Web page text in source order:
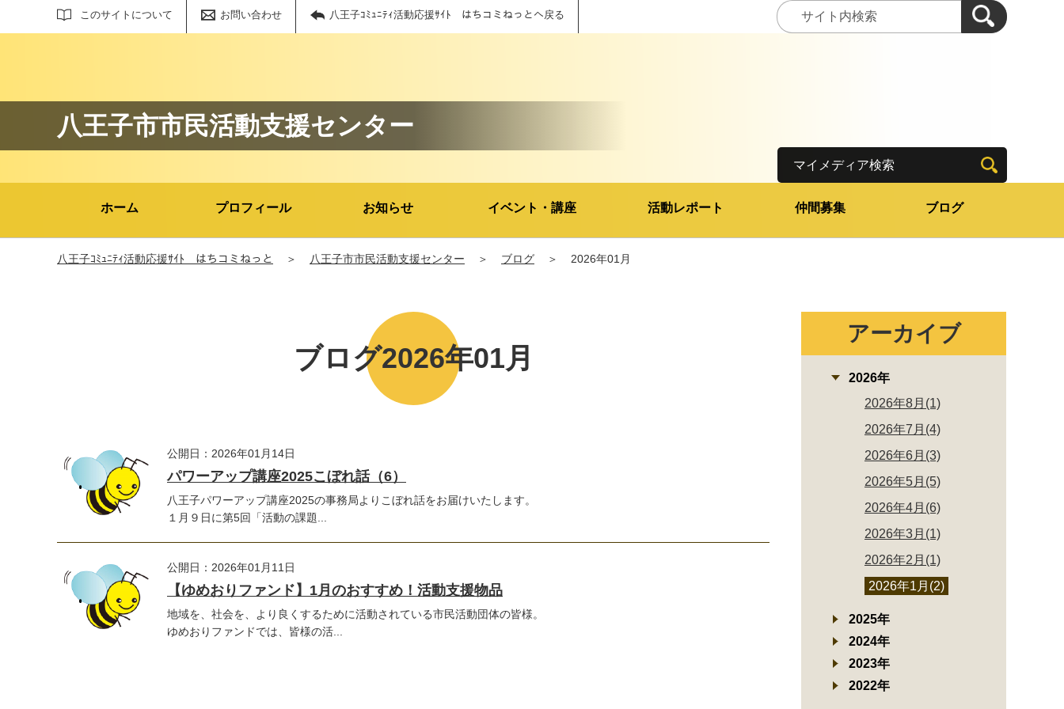
このサイトについて お問い合わせ 八王子ｺﾐｭﾆﾃｨ活動応援ｻｲﾄ はちコミねっとへ戻る
サイト内検索
八王子市市民活動支援センター
ホーム プロフィール お知らせ イベント・講座 活動レポート 仲間募集 ブログ
マイメディア検索
八王子ｺﾐｭﾆﾃｨ活動応援ｻｲﾄ はちコミねっと ＞ 八王子市市民活動支援センター ＞ ブログ ＞ 2026年01月
ブログ2026年01月
公開日：2026年01月14日
パワーアップ講座2025こぼれ話（6）
八王子パワーアップ講座2025の事務局よりこぼれ話をお届けいたします。
１月９日に第5回「活動の課題...
公開日：2026年01月11日
【ゆめおりファンド】1月のおすすめ！活動支援物品
地域を、社会を、より良くするために活動されている市民活動団体の皆様。
ゆめおりファンドでは、皆様の活...
アーカイブ
2026年
2026年8月(1)
2026年7月(4)
2026年6月(3)
2026年5月(5)
2026年4月(6)
2026年3月(1)
2026年2月(1)
2026年1月(2)
2025年
2024年
2023年
2022年